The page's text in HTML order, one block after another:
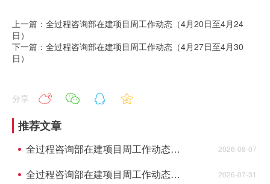
上一篇：全过程咨询部在建项目周工作动态（4月20日至4月24
日）
下一篇：全过程咨询部在建项目周工作动态（4月27日至4月30
日）
分享
推荐文章
全过程咨询部在建项目周工作动态（8月3日至8月7日） 2026-08-07
全过程咨询部在建项目周工作动态（7月27日至7月31日） 2026-07-31